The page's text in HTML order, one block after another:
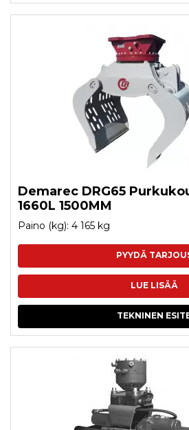
Demarec DRG65
1660L 1500MM
Paino (kg): 4 165 kg
PYYDÄ
LUE LISÄÄ
TEKNINEN